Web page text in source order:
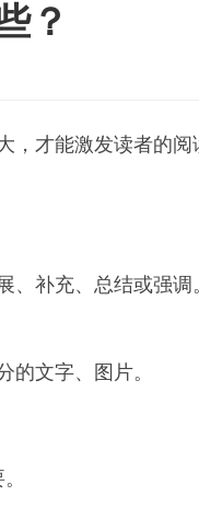
？
，才能激发读者的
补充、总结或强调
文字、图片。